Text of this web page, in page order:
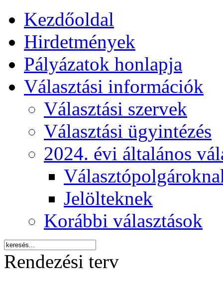
Kezdőoldal
Hirdetmények
Pályázatok honlapja
Választási információk
Választási szervek
Választási ügyintézés
2024. évi általános
Jelölteknek
Korábbi választások
Rendezési terv